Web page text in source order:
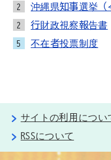
2 沖縄県知事選挙（
2 行財政視察報告書
5 不在者投票制度
サイトの利用につい
RSSについて